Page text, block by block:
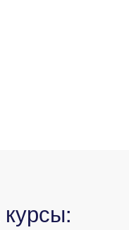
курсы: